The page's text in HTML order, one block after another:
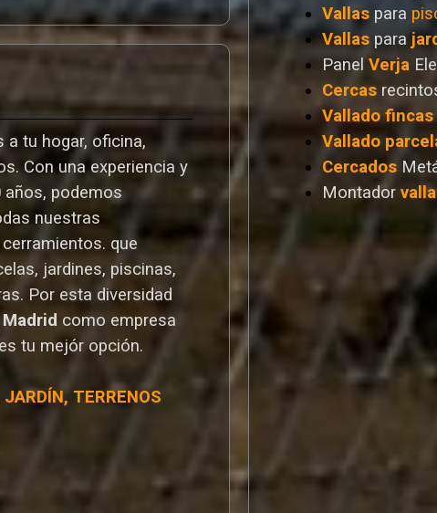
a tu hogar, oficina,
Con una experiencia y
años, podemos
nuestras
que
jardines, piscinas,
Por esta diversidad
como empresa
tu mejór opción.
TERRENOS
Vallas para
Vallas para
Panel Verja
Cercas
Valladofincas
Vallado
Cercados
Montador